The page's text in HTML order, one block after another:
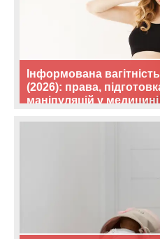
Інформована
(2026): права,
маніпуляцій у медицині